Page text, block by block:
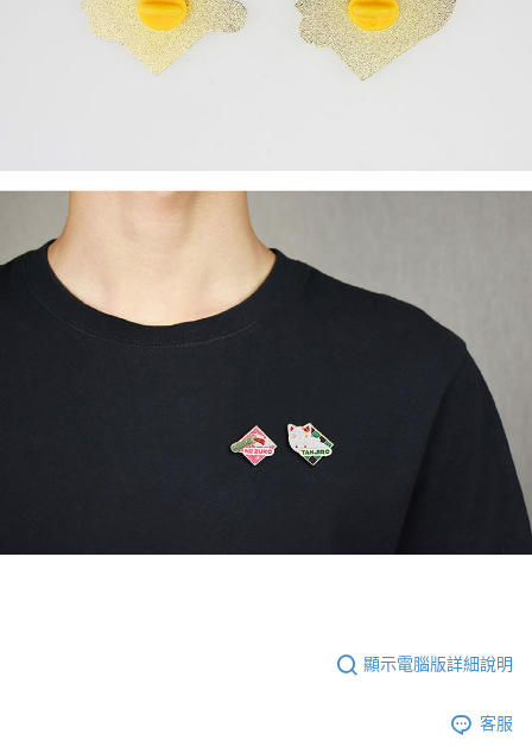
顯示電腦版詳細說明
客服